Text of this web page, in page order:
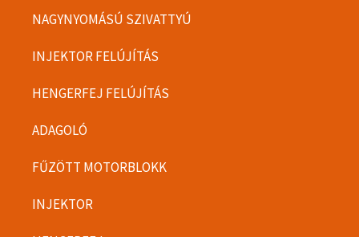
NAGYNYOMÁSÚ SZIVATTYÚ
INJEKTOR FELÚJÍTÁS
HENGERFEJ FELÚJÍTÁS
ADAGOLÓ
FŰZÖTT MOTORBLOKK
INJEKTOR